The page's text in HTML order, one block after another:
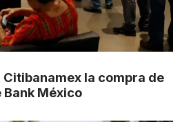
la compra de
México